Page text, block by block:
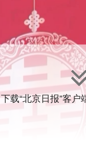
下载“北京日报”客户